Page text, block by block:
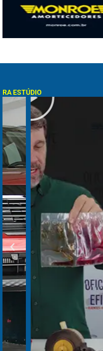
RA ESTÚDIO